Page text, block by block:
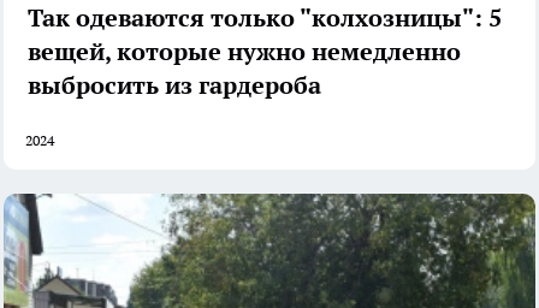
Так одеваются только "колхозницы": 5
вещей, которые нужно немедленно
выбросить из гардероба
2024